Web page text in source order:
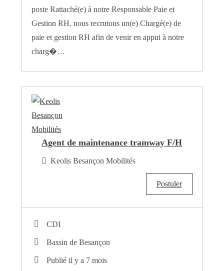
poste Rattaché(e) à notre Responsable Paie et
Gestion RH, nous recrutons un(e) Chargé(e) de
paie et gestion RH afin de venir en appui à notre
charg�…
Agent de maintenance tramway F/H
Keolis Besançon Mobilités
Postuler
CDI
Bassin de Besançon
Publié il y a 7 mois